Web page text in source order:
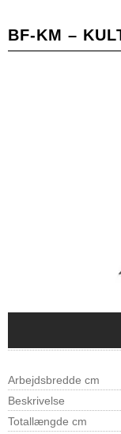
BF-KM –
Arbejdsbredde cm
Beskrivelse
Totallængde cm